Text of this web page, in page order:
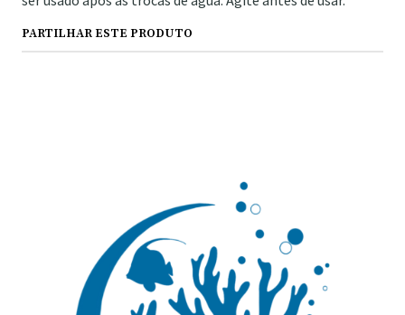
PARTILHAR ESTE PRODUTO